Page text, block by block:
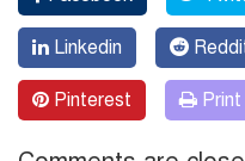
Linkedin
Pinterest Print